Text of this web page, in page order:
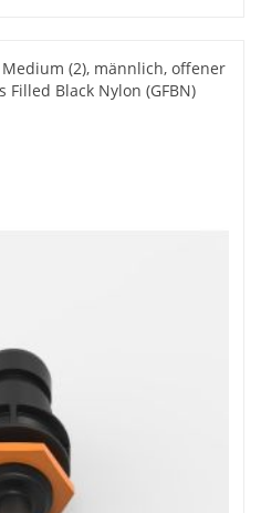
(2), männlich, offener
Filled Black Nylon (GFBN)